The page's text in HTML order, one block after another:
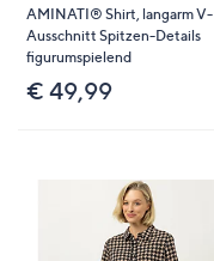
um
diese
anzuzeigen.
AMINATI® Shirt, langarm V-
Ausschnitt Spitzen-Details
figurumspielend
€ 49,99